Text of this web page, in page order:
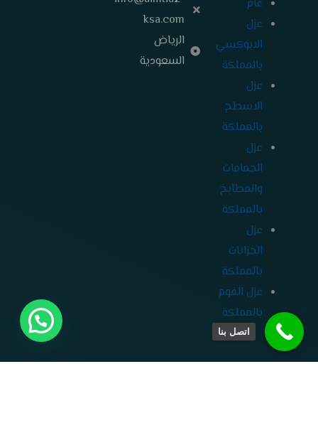
عام
عزل
الابوكسي
بالمملكة
عزل
الاسطح
بالمملكة
عزل
الحمامات
والمطابخ
بالمملكة
عزل
الخزانات
بالمملكة
عزل الفوم
بالمملكة
ksa.com
الرياض
السعودية
اتصل بنا